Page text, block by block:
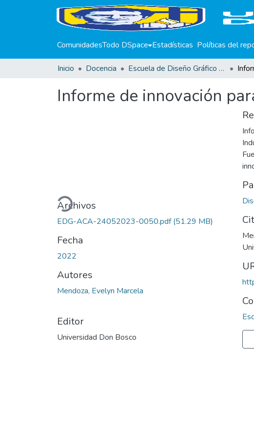
ComunidadesTodo DSpace Estadísticas Políticas del
Inicio Docencia Escuela de Diseño Gráfico e Industrial
Informe de innovación
Cargando...
Archivos
EDG-ACA-24052023-0050.pdf(51.29 MB)
Fecha
2022
Autores
Mendoza, Evelyn Marcela
Editor
Universidad Don Bosco